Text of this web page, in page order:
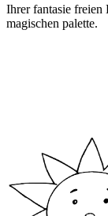
Ihrer fantasie freien
magischen palette.